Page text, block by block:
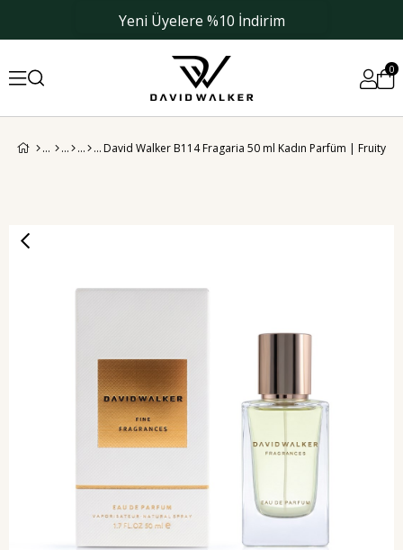
Yeni Üyelere %10 İndirim
0
David Walker B114 Fragaria 50 ml Kadın Parfüm | Fruity